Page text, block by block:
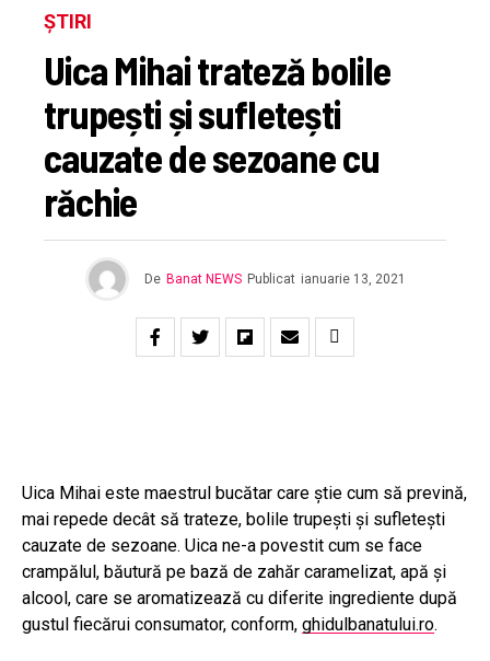
ȘTIRI
Uica Mihai trateză bolile
trupești și sufletești
cauzate de sezoane cu
răchie
De Banat NEWS Publicat ianuarie 13, 2021
Uica Mihai este maestrul bucătar care știe cum să prevină,
mai repede decât să trateze, bolile trupești și sufletești
cauzate de sezoane. Uica ne-a povestit cum se face
crampălul, băutură pe bază de zahăr caramelizat, apă şi
alcool, care se aromatizează cu diferite ingrediente după
gustul fiecărui consumator, conform, ghidulbanatului.ro.